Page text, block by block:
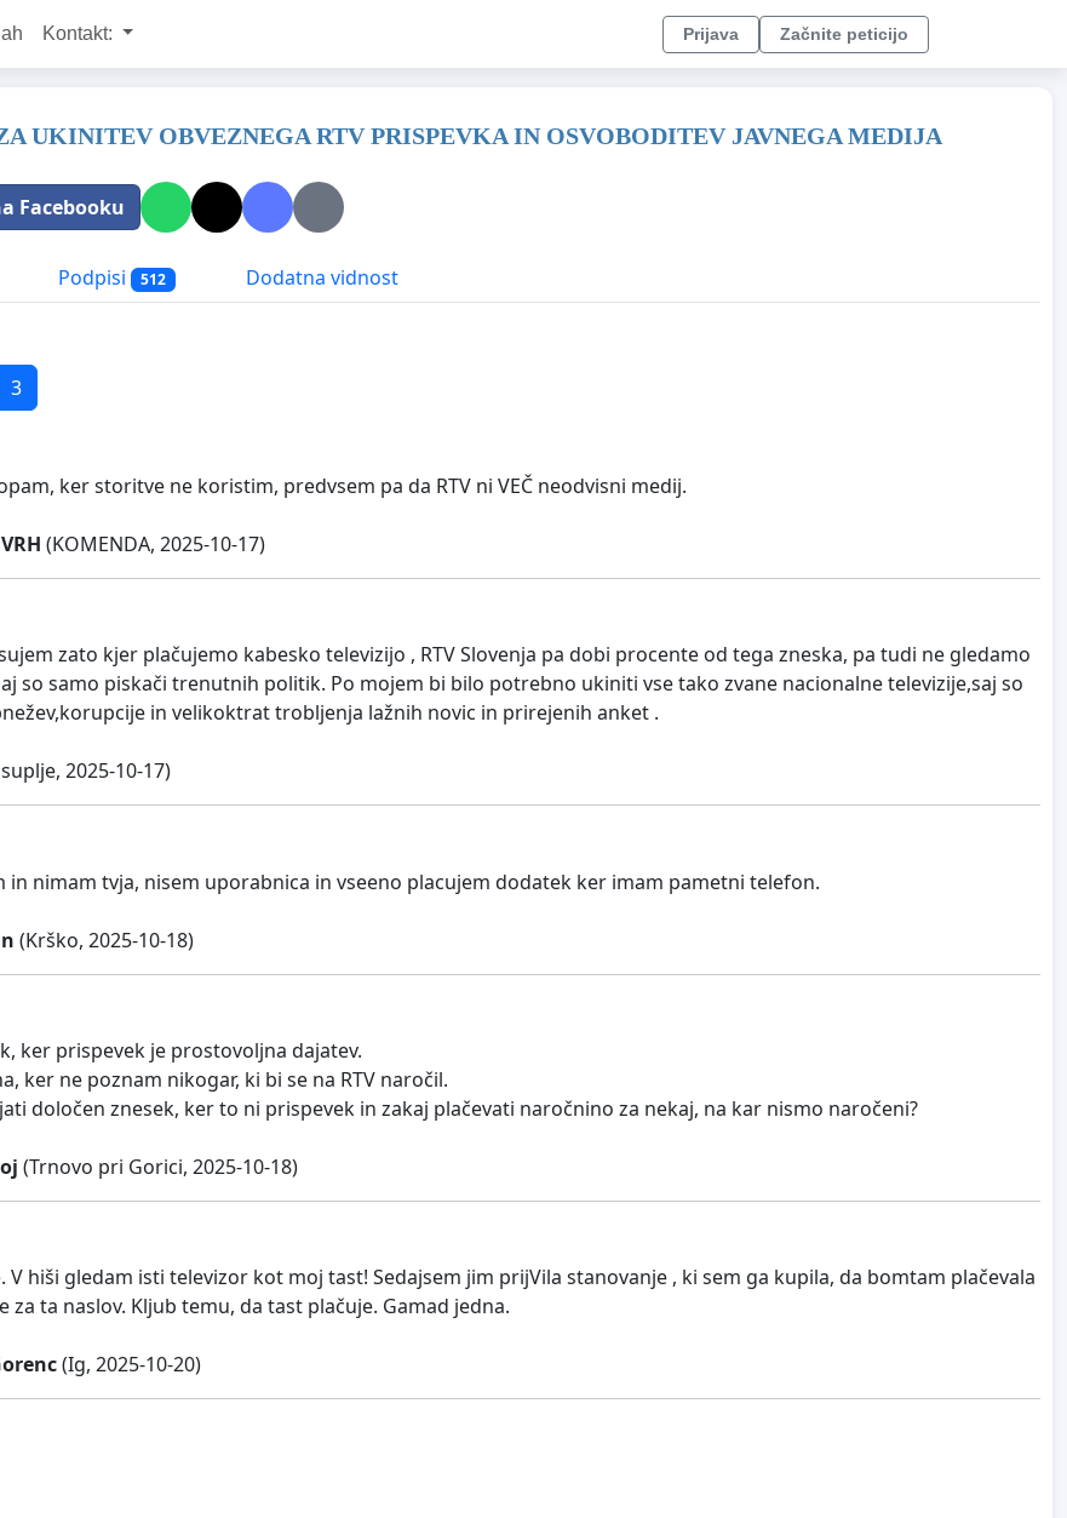
Kontakt: Prijava Začnite peticijo
UKINITEV OBVEZNEGA RTV PRISPEVKA IN OSVOBODITEV JAVNEGA MEDIJA
Facebooku
Podpisi 512 Dodatna vidnost
3
ker storitve ne koristim, predvsem pa da RTV ni VEČ neodvisni medij.
(KOMENDA, 2025-10-17)
zato kjer plačujemo kabesko televizijo , RTV Slovenja pa dobi procente od tega zneska, pa tudi ne gledamo
so samo piskači trenutnih politik. Po mojem bi bilo potrebno ukiniti vse tako zvane nacionalne televizije,saj so
in velikoktrat trobljenja lažnih novic in prirejenih anket .
2025-10-17)
in nimam tvja, nisem uporabnica in vseeno placujem dodatek ker imam pametni telefon.
(Krško, 2025-10-18)
ker prispevek je prostovoljna dajatev.
ker ne poznam nikogar, ki bi se na RTV naročil.
določen znesek, ker to ni prispevek in zakaj plačevati naročnino za nekaj, na kar nismo naročeni?
(Trnovo pri Gorici, 2025-10-18)
V hiši gledam isti televizor kot moj tast! Sedajsem jim prijVila stanovanje , ki sem ga kupila, da bomtam plačevala
za ta naslov. Kljub temu, da tast plačuje. Gamad jedna.
(Ig, 2025-10-20)